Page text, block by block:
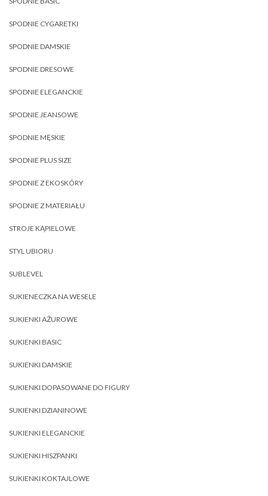
SPODNIE CYGARETKI
SPODNIE DAMSKIE
SPODNIE DRESOWE
SPODNIE ELEGANCKIE
SPODNIE JEANSOWE
SPODNIE MĘSKIE
SPODNIE PLUS SIZE
SPODNIE Z EKOSKÓRY
SPODNIE Z MATERIAŁU
STROJE KĄPIELOWE
STYL UBIORU
SUBLEVEL
SUKIENECZKA NA WESELE
SUKIENKI AŻUROWE
SUKIENKI BASIC
SUKIENKI DAMSKIE
SUKIENKI DOPASOWANE DO FIGURY
SUKIENKI DZIANINOWE
SUKIENKI ELEGANCKIE
SUKIENKI HISZPANKI
SUKIENKI KOKTAJLOWE